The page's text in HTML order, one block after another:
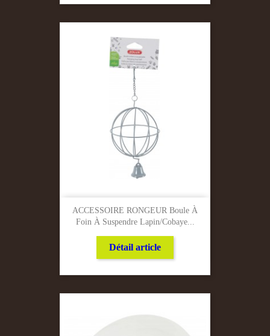
ACCESSOIRE RONGEUR Boule À
Foin À Suspendre Lapin/Cobaye...
Détail article